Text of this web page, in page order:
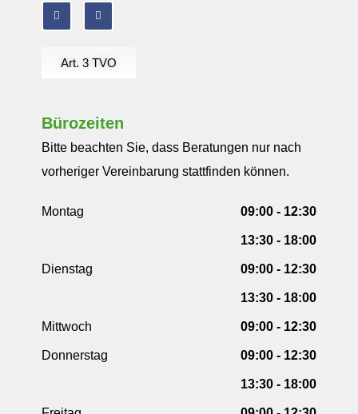
Art. 3 TVO
Bürozeiten
Bitte beachten Sie, dass Beratungen nur nach
vorheriger Vereinbarung stattfinden können.
Montag 09:00 - 12:30
13:30 - 18:00
Dienstag 09:00 - 12:30
13:30 - 18:00
Mittwoch 09:00 - 12:30
Donnerstag 09:00 - 12:30
13:30 - 18:00